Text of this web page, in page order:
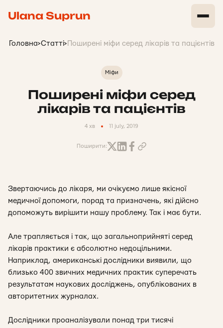
Ulana Suprun
Головна>Статті> Поширені міфи серед лікарів та пацієнтів
Міфи
Поширені міфи серед
лікарів та пацієнтів
4 хв 11 july, 2019
Поширити:
Звертаючись до лікаря, ми очікуємо лише якісної
медичної допомоги, порад та призначень, які дійсно
допоможуть вирішити нашу проблему. Так і має бути.
Але трапляється і так, що загальноприйняті серед
лікарів практики є абсолютно недоцільними.
Наприклад, американські дослідники виявили, що
близько 400 звичних медичних практик суперечать
результатам наукових досліджень, опублікованих в
авторитетних журналах.
Дослідники проаналізували понад три тисячі